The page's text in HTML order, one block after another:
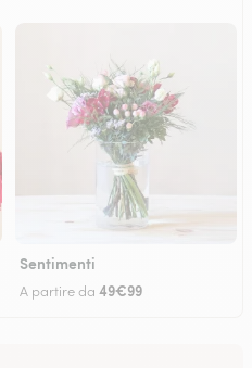
Sentimenti
A partire da 49€99